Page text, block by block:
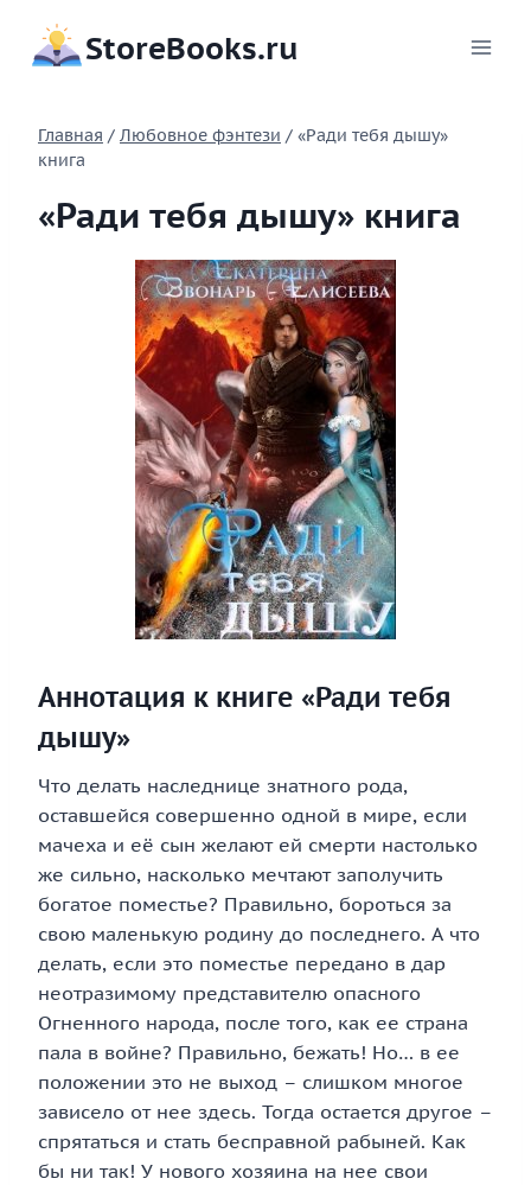
содержимому
StoreBooks.ru
Главная / Любовное фэнтези / «Ради тебя дышу»
книга
«Ради тебя дышу» книга
Аннотация к книге «Ради тебя
дышу»
Что делать наследнице знатного рода,
оставшейся совершенно одной в мире, если
мачеха и её сын желают ей смерти настолько
же сильно, насколько мечтают заполучить
богатое поместье? Правильно, бороться за
свою маленькую родину до последнего. А что
делать, если это поместье передано в дар
неотразимому представителю опасного
Огненного народа, после того, как ее страна
пала в войне? Правильно, бежать! Но… в ее
положении это не выход – слишком многое
зависело от нее здесь. Тогда остается другое –
спрятаться и стать бесправной рабыней. Как
бы ни так! У нового хозяина на нее свои